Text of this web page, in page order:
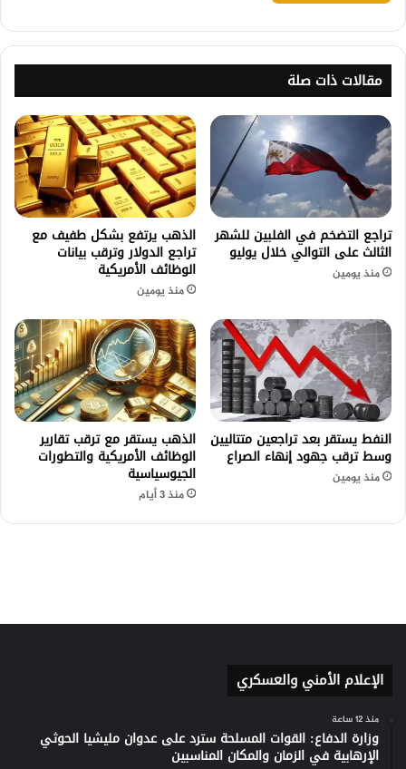
الإعلام الأمني والعسكري
منذ 12 ساعة
وزارة الدفاع: القوات المسلحة سترد على عدوان مليشيا الحوثي
الإرهابية في الزمان والمكان المناسبين